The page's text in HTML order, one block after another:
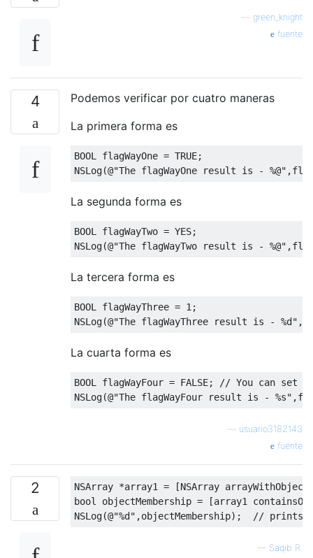
green_knight
fuente
4
Podemos verificar por cuatro maneras
La primera forma es
BOOL flagWayOne = TRUE;
NSLog(@"The flagWayOne result is - %@" ,
La segunda forma es
BOOL flagWayTwo = YES;
NSLog(@"The flagWayTwo result is - %@" ,
La tercera forma es
BOOL flagWayThree = 1 ;
NSLog(@"The flagWayThree result is - %d" ,
La cuarta forma es
BOOL flagWayFour = FALSE;
// You can set
NSLog(@"The flagWayFour result is - %s" ,
usuario3182143
fuente
2 NSArray *array1 = [NSArray
bool
objectMembership = [array1
NSLog(@"%d" ,objectMembership); // prints
— Saqib R.